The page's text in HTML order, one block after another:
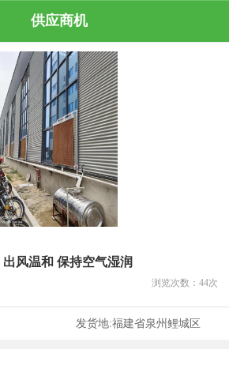
供应商机
风温和 保持空气湿润
浏览次数： 44次
发货地:福建省泉州鲤城区